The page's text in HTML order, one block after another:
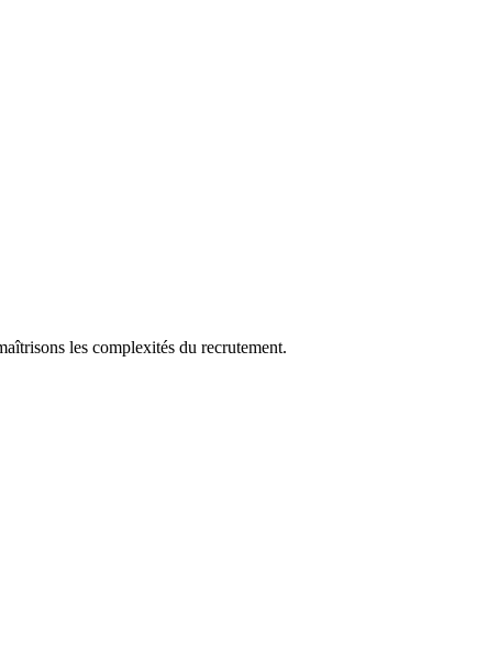
les complexités du recrutement.